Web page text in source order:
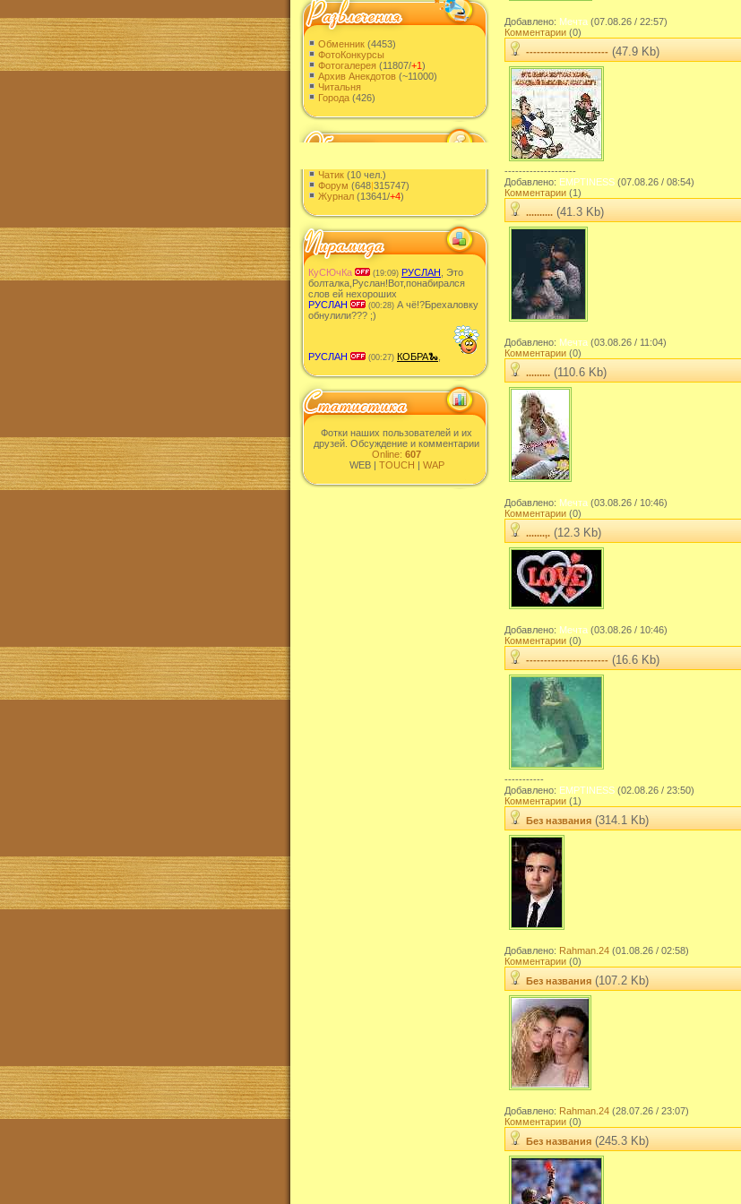
Обменник (4453)
ФотоКонкурсы
Фотогалерея (11807/+1)
Архив Анекдотов (~11000)
Читальня
Города (426)
Чатик (10 чел.)
Форум (648|315747)
Журнал (13641/+4)
КуСЮчКа (19:09) РУСЛАН , Это
болталка,Руслан!Вот,понабирался
слов ей нехороших
РУСЛАН
(00:28) А чë!?Брехаловку
обнулили??? ;)
РУСЛАН (00:27) КОБРА🐍
Фотки наших пользователей и их
друзей. Обсуждение и комментарии
Online: 607
WEB | TOUCH | WAP
Добавлено: Мечта (07.08.26 / 22:57)
Комментарии (0)
----------------------- (47.9 Kb)
--------------------
Добавлено: EMPTINESS (07.08.26 / 08:54)
Комментарии (1)
.......... (41.3 Kb)
Добавлено: Мечта (03.08.26 / 11:04)
Комментарии (0)
......... (110.6 Kb)
Добавлено: Мечта (03.08.26 / 10:46)
Комментарии (0)
.......,. (12.3 Kb)
Добавлено: Мечта (03.08.26 / 10:46)
Комментарии (0)
----------------------- (16.6 Kb)
-----------
Добавлено: EMPTINESS (02.08.26 / 23:50)
Комментарии (1)
Без названия (314.1 Kb)
Добавлено: Rahman.24 (01.08.26 / 02:58)
Комментарии (0)
Без названия (107.2 Kb)
Добавлено: Rahman.24 (28.07.26 / 23:07)
Комментарии (0)
Без названия (245.3 Kb)